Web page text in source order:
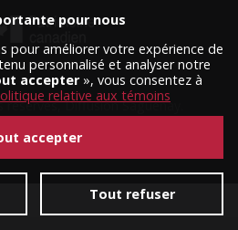
Diffusion Saguenay.
:Nubee|Mes préférences cookies
pour nous
pour améliorer votre expérience de
personnalisé et analyser notre
accepter», vous consentez à
relative aux témoins
Tout refuser
accepter